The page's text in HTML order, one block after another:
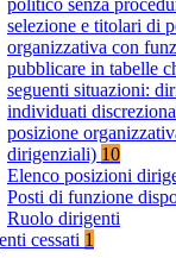
politico senza
selezione e titolari di
organizzativa con
pubblicare in tabelle
seguenti situazioni:
individuati
posizione
dirigenziali) 10
Elenco posizioni
Posti di funzione
Ruolo dirigenti
cessati 1